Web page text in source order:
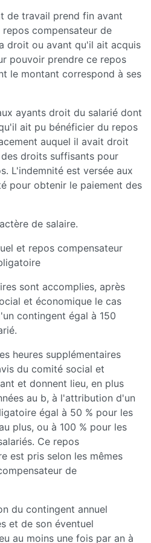
de travail prend fin avant
compensateur de
droit ou avant qu'il ait acquis
pouvoir prendre ce repos
le montant correspond à ses
ayants droit du salarié dont
ait pu bénéficier du repos
auquel il avait droit
droits suffisants pour
L'indemnité est versée aux
pour obtenir le paiement des
de salaire.
et repos compensateur
sont accomplies, après
et économique le cas
contingent égal à 150
heures supplémentaires
du comité social et
et donnent lieu, en plus
au b, à l'attribution d'un
égal à 50 % pour les
plus, ou à 100 % pour les
Ce repos
est pris selon les mêmes
de
du contingent annuel
et de son éventuel
au moins une fois par an à